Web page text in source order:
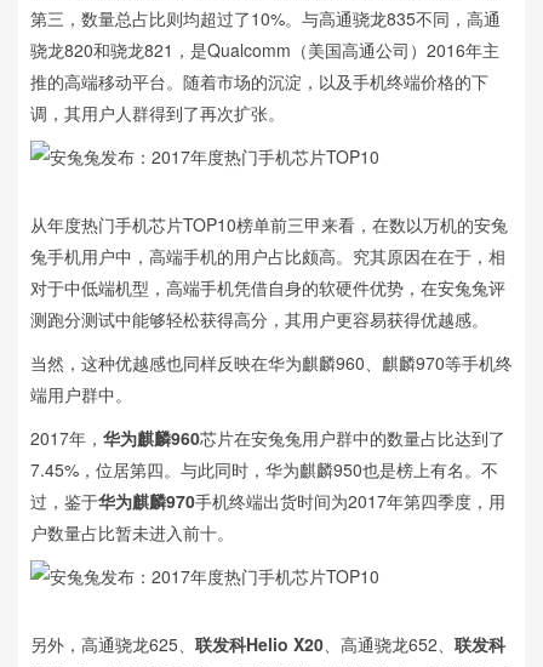
第三，数量总占比则均超过了10%。与高通骁龙835不同，高通
骁龙820和骁龙821，是Qualcomm（美国高通公司）2016年主
推的高端移动平台。随着市场的沉淀，以及手机终端价格的下
调，其用户人群得到了再次扩张。
从年度热门手机芯片TOP10榜单前三甲来看，在数以万机的安兔
兔手机用户中，高端手机的用户占比颇高。究其原因在在于，相
对于中低端机型，高端手机凭借自身的软硬件优势，在安兔兔评
测跑分测试中能够轻松获得高分，其用户更容易获得优越感。
当然，这种优越感也同样反映在华为麒麟960、麒麟970等手机终
端用户群中。
2017年， 华为麒麟960芯片在安兔兔用户群中的数量占比达到了
7.45%，位居第四。与此同时，华为麒麟950也是榜上有名。不
过，鉴于华为麒麟970手机终端出货时间为2017年第四季度，用
户数量占比暂未进入前十。
另外，高通骁龙625、 联发科Helio X20、高通骁龙652、 联发科